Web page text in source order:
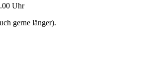
Uhr
gerne länger).